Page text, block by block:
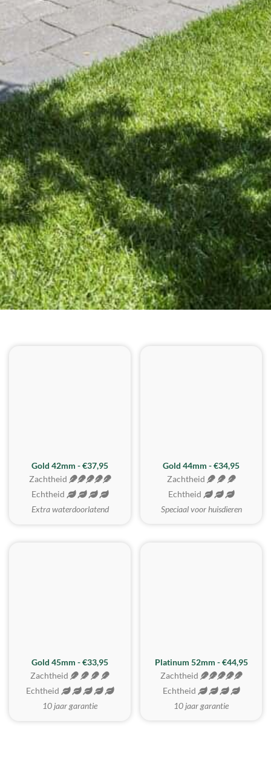
ZACHTSTE
Gold 42mm - €37,95
Zachtheid
Echtheid
Extra waterdoorlatend
Gold 44mm - €34,95
Zachtheid
Echtheid
Speciaal voor huisdieren
REALISTISCH
Gold 45mm - €33,95
Zachtheid
Echtheid
10 jaar garantie
ZACHTSTE
Platinum 52mm - €44,95
Zachtheid
Echtheid
10 jaar garantie